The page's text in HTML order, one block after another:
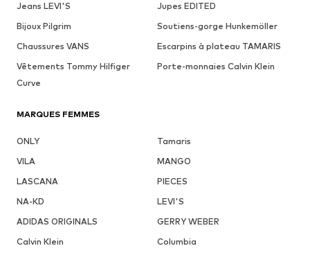
Jeans LEVI'S
Jupes EDITED
Bijoux Pilgrim
Soutiens-gorge Hunkemöller
Chaussures VANS
Escarpins à plateau TAMARIS
Vêtements Tommy Hilfiger
Curve
Porte-monnaies Calvin Klein
MARQUES FEMMES
ONLY
Tamaris
VILA
MANGO
LASCANA
PIECES
NA-KD
LEVI'S
ADIDAS ORIGINALS
GERRY WEBER
Calvin Klein
Columbia